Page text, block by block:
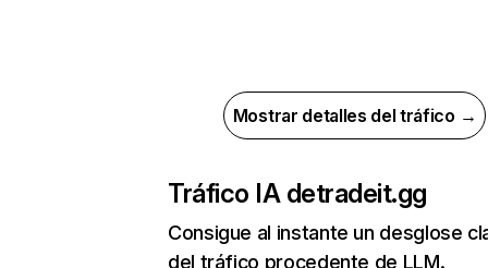
Mostrar detalles del tráfico →
Tráfico IA detradeit.gg
Consigue al instante un desglose
del tráfico procedente de LLM.